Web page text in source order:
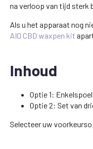
na verloop van tijd sterk
Als u het apparaat nog
AIO CBD waxpen kit
Inhoud
Optie 1:
Optie 2: Set van
Selecteer uw